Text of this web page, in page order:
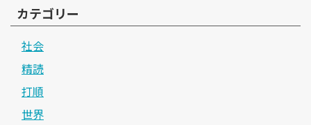
カテゴリー
社会
精読
打順
世界